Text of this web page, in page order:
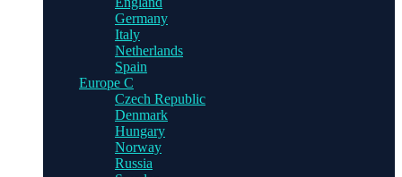
Germany
Italy
Netherlands
Spain
Europe C
Czech Republic
Denmark
Hungary
Norway
Russia